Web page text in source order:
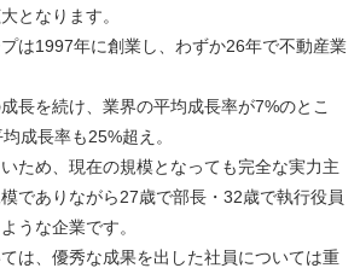
となります。
は1997年に創業し、わずか26年で不動産業
長を続け、業界の平均成長率が7%のとこ
成長率も25%超え。
ため、現在の規模となっても完全な実力主
でありながら27歳で部長・32歳で執行役員
うな企業です。
は、優秀な成果を出した社員については重